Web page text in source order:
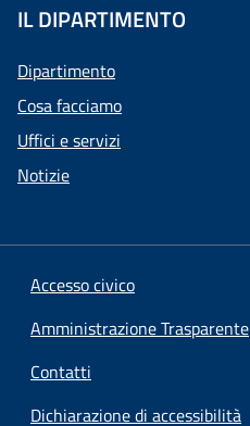
IL DIPARTIMENTO
Dipartimento
Cosa facciamo
Uffici e servizi
Notizie
Accesso civico
Amministrazione Trasparente
Contatti
Dichiarazione di accessibilità